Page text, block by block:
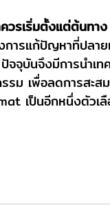
วรเริ่มตั้งแต่ต้นทาง
ารแก้ปัญหาที่ปลา
จจุบันจึงมีการนำเ
ม เพื่อลดการสะส
เป็นอีกหนึ่งตัวเ